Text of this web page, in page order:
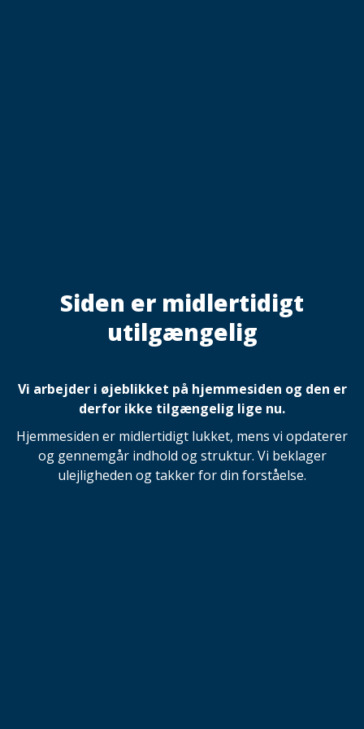
Siden er midlertidigt
utilgængelig
Vi arbejder i øjeblikket på hjemmesiden og den er
derfor ikke tilgængelig lige nu.
Hjemmesiden er midlertidigt lukket, mens vi opdaterer
og gennemgår indhold og struktur. Vi beklager
ulejligheden og takker for din forståelse.